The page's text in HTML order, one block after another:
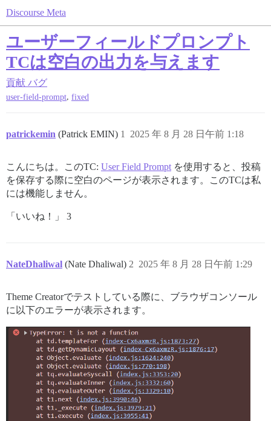
Discourse Meta
ユーザーフィールドプロンプト
TCは空白の出力を与えます
貢献 バグ
user-field-prompt, fixed
patrickemin (Patrick EMIN) 2025 年 8 月 28 日午前 1:18
1
こんにちは。このTC: User Field Prompt を使用すると、投稿
を保存する際に空白のページが表示されます。このTCは私
には機能しません。
「いいね！」 3
NateDhaliwal (Nate Dhaliwal) 2025 年 8 月 28 日午前 1:29
2
Theme Creatorでテストしている際に、ブラウザコンソール
に以下のエラーが表示されます。